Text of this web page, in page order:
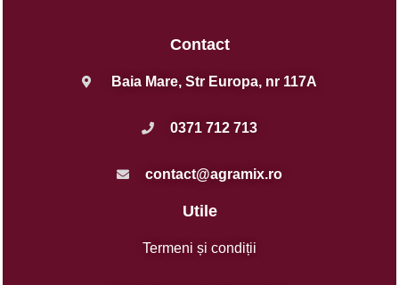
Contact
Baia Mare, Str Europa, nr 117A
0371 712 713
contact@agramix.ro
Utile
Termeni și condiții